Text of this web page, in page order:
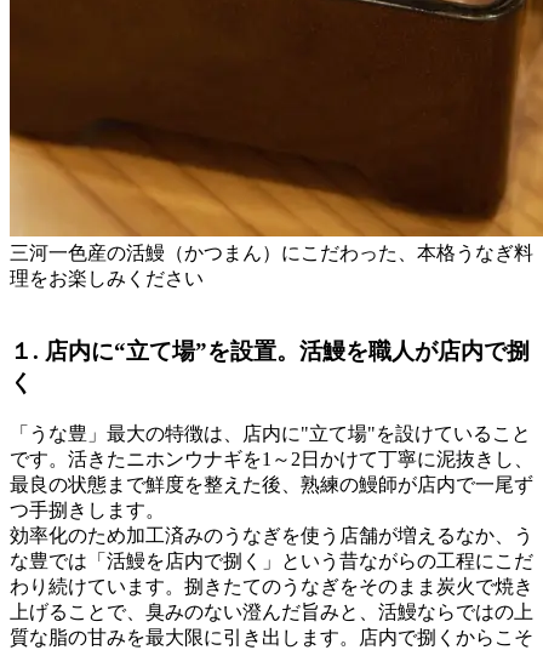
三河一色産の活鰻（かつまん）にこだわった、本格うなぎ料
理をお楽しみください
１. 店内に“立て場”を設置。活鰻を職人が店内で捌
く
「うな豊」最大の特徴は、店内に"立て場"を設けていること
です。活きたニホンウナギを1～2日かけて丁寧に泥抜きし、
最良の状態まで鮮度を整えた後、熟練の鰻師が店内で一尾ず
つ手捌きします。
効率化のため加工済みのうなぎを使う店舗が増えるなか、う
な豊では「活鰻を店内で捌く」という昔ながらの工程にこだ
わり続けています。捌きたてのうなぎをそのまま炭火で焼き
上げることで、臭みのない澄んだ旨みと、活鰻ならではの上
質な脂の甘みを最大限に引き出します。店内で捌くからこそ